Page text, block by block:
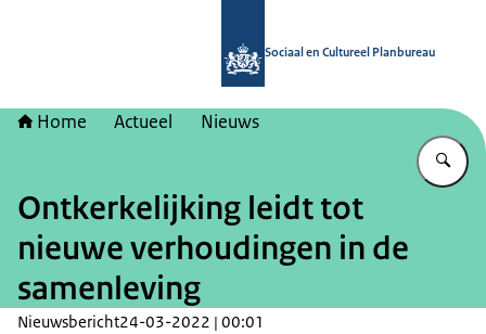
Sociaal en Cultureel Planbureau
Home Actueel Nieuws
Ontkerkelijking leidt tot
nieuwe verhoudingen in de
samenleving
Nieuwsbericht24-03-2022 | 00:01